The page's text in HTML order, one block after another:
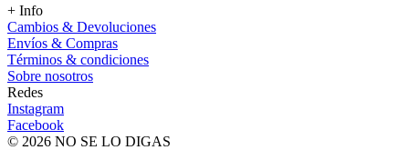
+ Info
Cambios & Devoluciones
Envíos & Compras
Términos & condiciones
Sobre nosotros
Redes
Instagram
Facebook
© 2026 NO SE LO DIGAS